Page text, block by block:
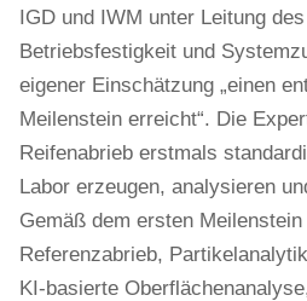
IGD und IWM unter Leitung
Betriebsfestigkeit und
eigener Einschätzung „einen
Meilenstein erreicht“. Die
Reifenabrieb erstmals
Labor erzeugen, analysieren
Gemäß dem ersten
Referenzabrieb,
KI-basierte